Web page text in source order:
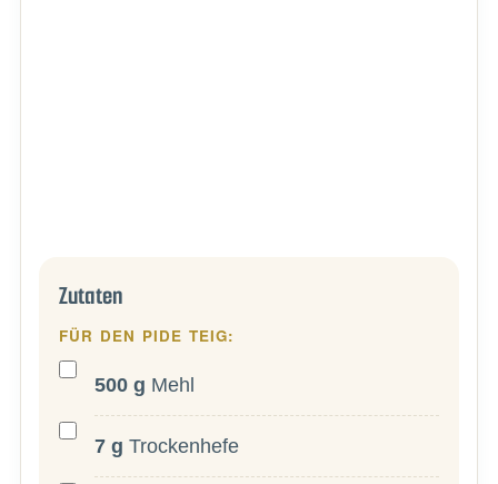
Zutaten
FÜR DEN PIDE TEIG:
500 g Mehl
7 g Trockenhefe